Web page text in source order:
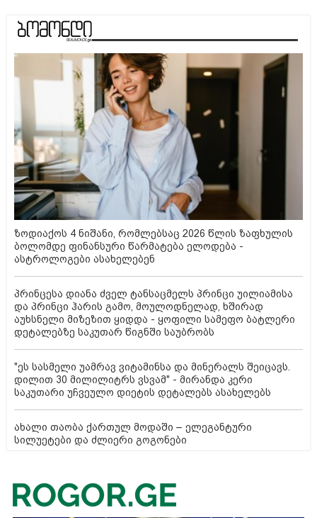
ზოდიაქოს 4 ნიშანი, რომლებსაც 2026 წლის ზაფხულის
ბოლომდე ფინანსური წარმატება ელოდება -
ასტროლოგები ასახელებენ
პრინცესა დიანა ძველ ტანსაცმელს პრინცი უილიამისა
და პრინცი ჰარის გამო, მოულოდნელად, ხშირად
აუხსნელი მიზეზით ყიდდა - ყოფილი სამეფო ბატლერი
დეტალებზე საკუთარ წიგნში საუბრობს
"ეს სასმელი უამრავ ვიტამინსა და მინერალს შეიცავს.
დილით 30 მილილიტრს ვსვამ" - მირანდა კერი
საკუთარი უჩვეულო დიეტის დეტალებს ასახელებს
ახალი თაობა ქართულ მოდაში – ელეგანტური
სილუეტები და ძლიერი გოგონები